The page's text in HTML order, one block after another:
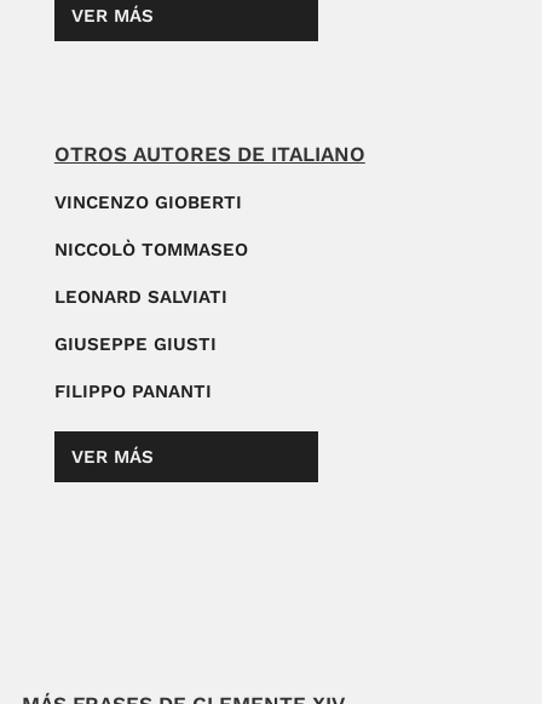
VER MÁS
OTROS AUTORES DE ITALIANO
VINCENZO GIOBERTI
NICCOLÒ TOMMASEO
LEONARD SALVIATI
GIUSEPPE GIUSTI
FILIPPO PANANTI
VER MÁS